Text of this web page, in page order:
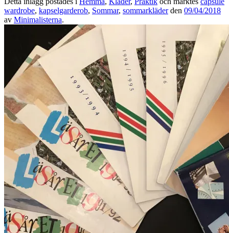
wardrobe, kapselgarderob, Sommar, sommarkläderden 09/04/2018
av Minimalisterna.